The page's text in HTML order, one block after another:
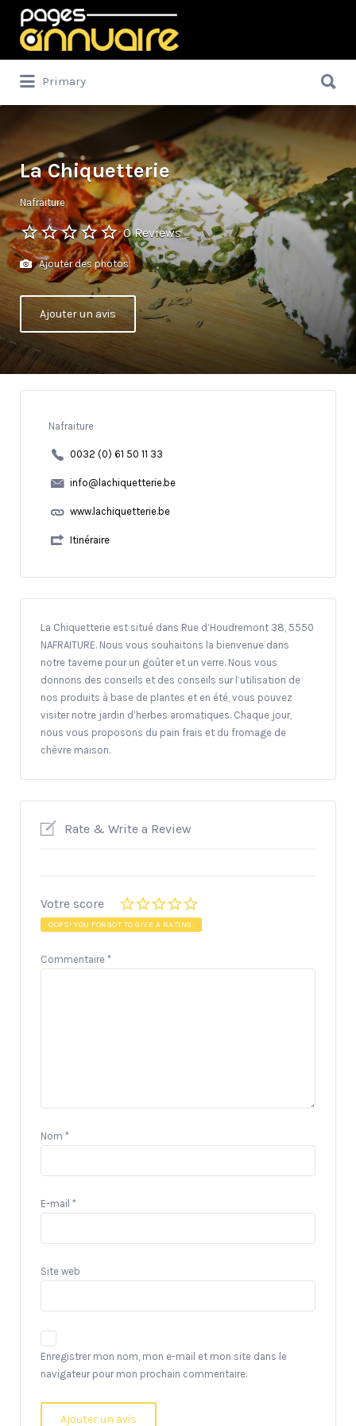
Rechercher:
Primary
La Chiquetterie
Nafraiture
0 Reviews
Ajouter des photos
Ajouter un avis
Nafraiture
0032 (0) 61 50 11 33
info@lachiquetterie.be
www.lachiquetterie.be
Itinéraire
La Chiquetterie est situé dans Rue d’Houdremont 38, 5550
NAFRAITURE. Nous vous souhaitons la bienvenue dans
notre taverne pour un goûter et un verre. Nous vous
donnons des conseils et des conseils sur l’utilisation de
nos produits à base de plantes et en été, vous pouvez
visiter notre jardin d’herbes aromatiques. Chaque jour,
nous vous proposons du pain frais et du fromage de
chèvre maison.
Rate & Write a Review
Votre score
OOPS! YOU FORGOT TO GIVE A RATING.
Commentaire *
Nom *
E-mail *
Site web
Enregistrer mon nom, mon e-mail et mon site dans le
navigateur pour mon prochain commentaire.